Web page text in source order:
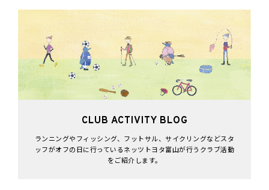
CLUB ACTIVITY BLOG
ランニングやフィッシング、フットサル、サイクリングなどスタ
ッフがオフの日に行っているネッツトヨタ富山が行うクラブ活動
をご紹介します。